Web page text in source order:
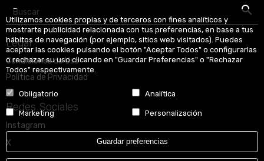
Utilizamos cookies propias y de terceros con fines analíticos y
mostrarte publicidad relacionada con tus preferencias, en base a tus
hábitos de navegación (por ejemplo, sitios web visitados). Puedes
aceptar las cookies pulsando el botón "Aceptar Todos" o configurarlas
o rechazar su uso clicando en "Guardar Preferencias" o "Rechazar
Todos" respectivamente.
Obligatorio Analítica
Marketing Personalización
Guardar preferencias
Buscar
Legal
Condiciones de Uso
Política de Privacidad
Redes Sociales
Instagram
X